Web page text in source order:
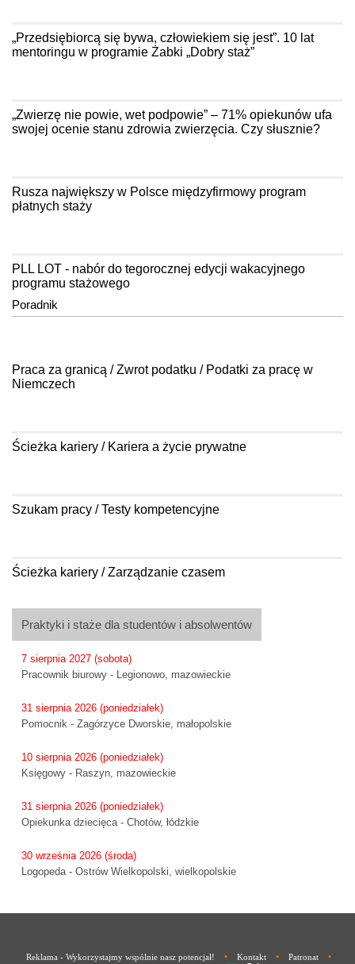
Praktyki i staże dla studentów i absolwentów
7 sierpnia 2027 (sobota)
Pracownik biurowy - Legionowo, mazowieckie
31 sierpnia 2026 (poniedziałek)
Pomocnik - Zagórzyce Dworskie, małopolskie
10 sierpnia 2026 (poniedziałek)
Księgowy - Raszyn, mazowieckie
31 sierpnia 2026 (poniedziałek)
Opiekunka dziecięca - Chotów, łódzkie
30 września 2026 (środa)
Logopeda - Ostrów Wielkopolski, wielkopolskie
„Przedsiębiorcą się bywa, człowiekiem się jest”. 10 lat
mentoringu w programie Żabki „Dobry staż”
„Zwierzę nie powie, wet podpowie” – 71% opiekunów ufa
swojej ocenie stanu zdrowia zwierzęcia. Czy słusznie?
Rusza największy w Polsce międzyfirmowy program
płatnych staży
PLL LOT - nabór do tegorocznej edycji wakacyjnego
programu stażowego
Poradnik
Praca za granicą / Zwrot podatku / Podatki za pracę w
Niemczech
Ścieżka kariery / Kariera a życie prywatne
Szukam pracy / Testy kompetencyjne
Ścieżka kariery / Zarządzanie czasem
Reklama - Wykorzystajmy wspólnie nasz potencjał! • Kontakt • Patronat •